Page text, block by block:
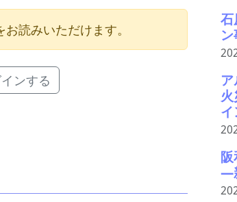
読みいただけます。
ンする
石
―